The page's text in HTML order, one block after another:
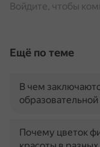
Войдите, чтобы
Ещё по теме
В чем
Почему цветок